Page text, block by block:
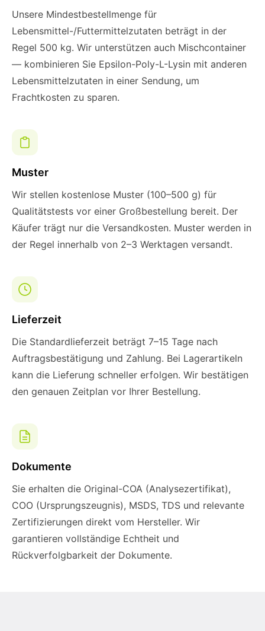
Unsere Mindestbestellmenge für
Lebensmittel-/Futtermittelzutaten beträgt in der
Regel 500 kg. Wir unterstützen auch Mischcontainer
— kombinieren Sie Epsilon-Poly-L-Lysin mit anderen
Lebensmittelzutaten in einer Sendung, um
Frachtkosten zu sparen.
Muster
Wir stellen kostenlose Muster (100–500 g) für
Qualitätstests vor einer Großbestellung bereit. Der
Käufer trägt nur die Versandkosten. Muster werden in
der Regel innerhalb von 2–3 Werktagen versandt.
Lieferzeit
Die Standardlieferzeit beträgt 7–15 Tage nach
Auftragsbestätigung und Zahlung. Bei Lagerartikeln
kann die Lieferung schneller erfolgen. Wir bestätigen
den genauen Zeitplan vor Ihrer Bestellung.
Dokumente
Sie erhalten die Original-COA (Analysezertifikat),
COO (Ursprungszeugnis), MSDS, TDS und relevante
Zertifizierungen direkt vom Hersteller. Wir
garantieren vollständige Echtheit und
Rückverfolgbarkeit der Dokumente.